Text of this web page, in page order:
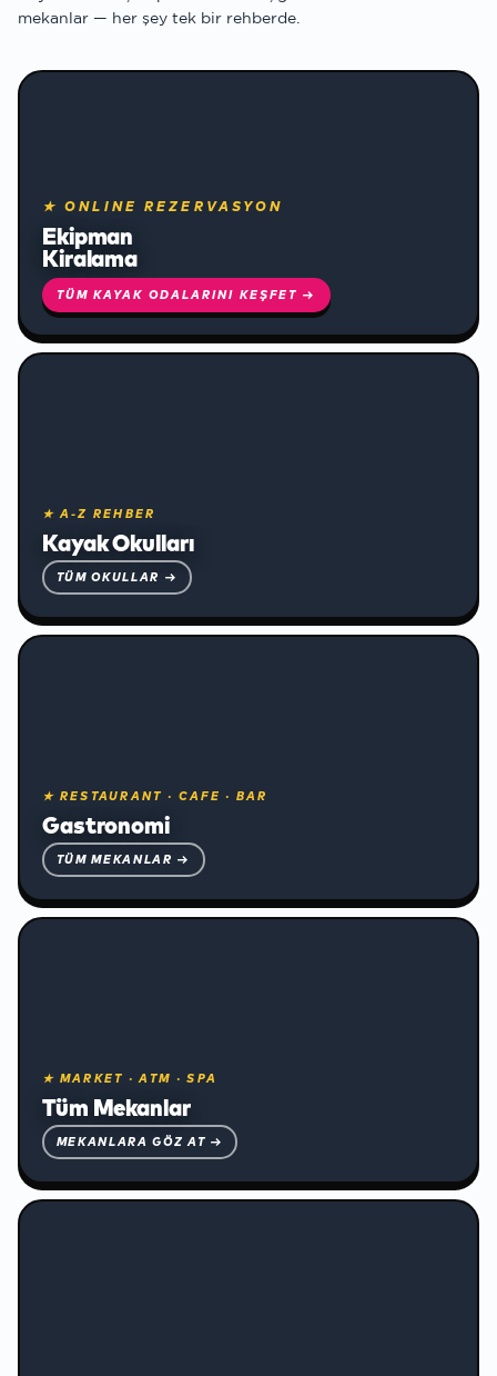
❅
❄
mekanlar — her şey tek bir rehberde.
★ ONLINE REZERVASYON
Ekipman
Kiralama
TÜM KAYAK ODALARINI KEŞFET →
★ A-Z REHBER
Kayak Okulları
TÜM OKULLAR →
★ RESTAURANT · CAFE · BAR
Gastronomi
TÜM MEKANLAR →
★ MARKET · ATM · SPA
Tüm Mekanlar
MEKANLARA GÖZ AT →
Konaklama ve Ulaşım